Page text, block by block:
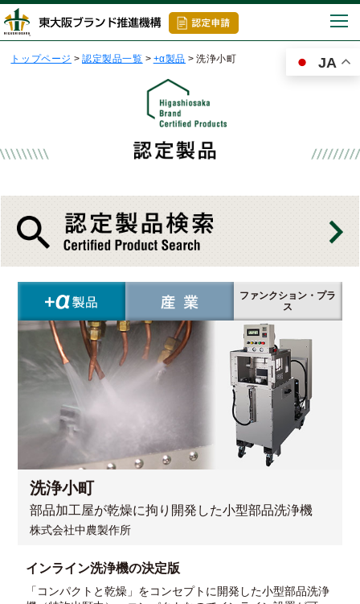
JA
トップページ >認定製品一覧 > +α製品 >洗浄小町
ファンクション・プラ
ス
洗浄小町
部品加工屋が乾燥に拘り開発した小型部品洗浄機
株式会社中農製作所
インライン洗浄機の決定版
「コンパクトと乾燥」をコンセプトに開発した小型部品洗浄